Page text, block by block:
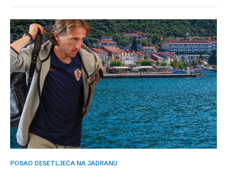
POSAO DESETLJEĆA NA JADRANU